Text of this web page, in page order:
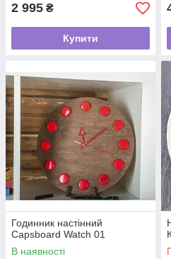
2 995 ₴
Купити
Годинник настінний
Capsboard Watch 01
В наявності